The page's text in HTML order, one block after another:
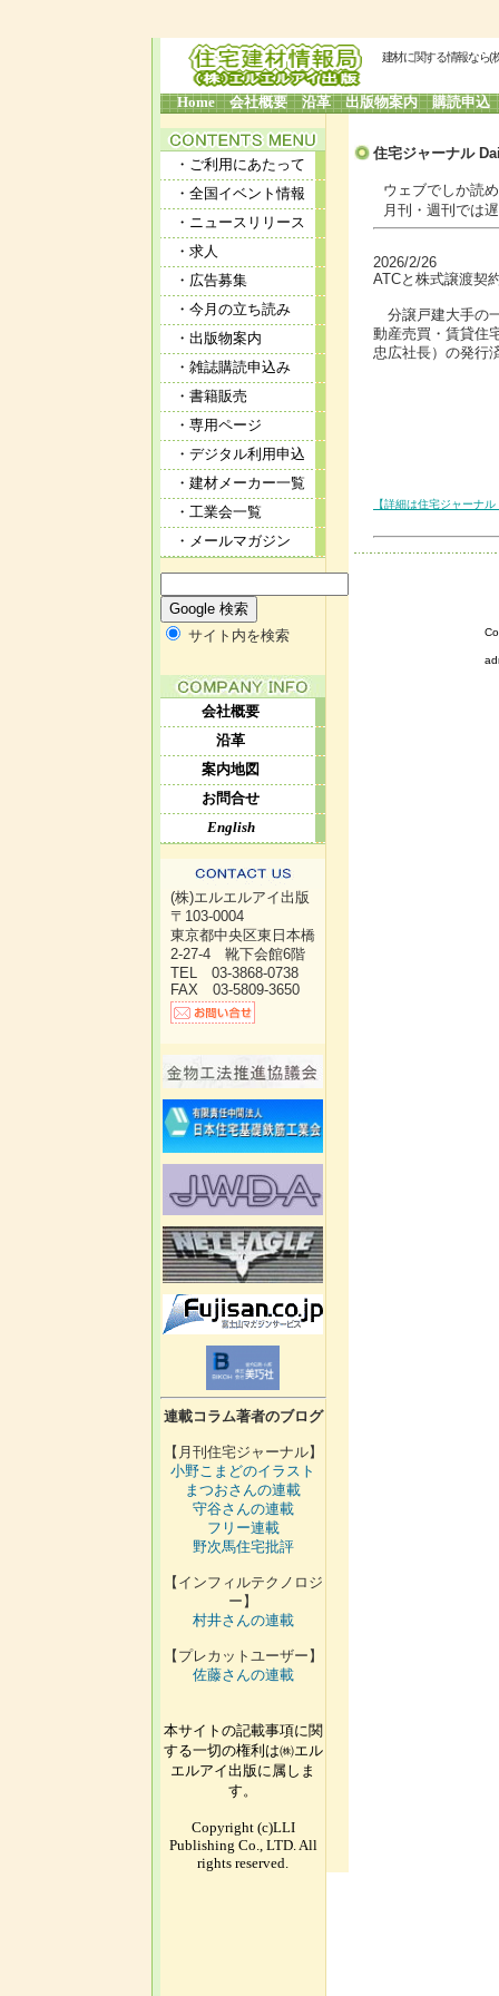
建材に関する情報なら(
Home 会社概要 沿革 出版物案内 購読申込
・ご利用にあたって
・全国イベント情報
・ニュースリリース
・求人
・広告募集
・今月の立ち読み
・出版物案内
・雑誌購読申込み
・書籍販売
・専用ページ
・デジタル利用申込
・建材メーカー一覧
・工業会一覧
・メールマガジン
サイト内を検索
会社概要
沿革
案内地図
お問合せ
English
(株)エルエルアイ出版
〒103-0004
東京都中央区東日本橋
2-27-4 靴下会館6階
TEL 03-3868-0738
FAX 03-5809-3650
連載コラム著者のブログ
【月刊住宅ジャーナル】
小野こまどのイラスト
まつおさんの連載
守谷さんの連載
フリー連載
野次馬住宅批評
【インフィルテクノロジ
ー】
村井さんの連載
【プレカットユーザー】
佐藤さんの連載
本サイトの記載事項に関
する一切の権利は㈱エル
エルアイ出版に属しま
す。
Copyright (c)LLI
Publishing Co., LTD. All
rights reserved.
住宅ジャーナル
ウェブでしか読め
月刊・週刊では遅
2026/2/26
ATCと株式譲渡契
分譲戸建大手の
動産売買・賃貸住
忠広社長）の発行
【詳細は住宅ジャーナ